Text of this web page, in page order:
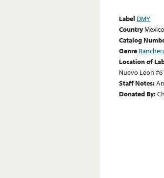
Label DMY
CountryMexico
Catalog
Genre
Location of
Nuevo Leon
Staff Notes:
Donated By: